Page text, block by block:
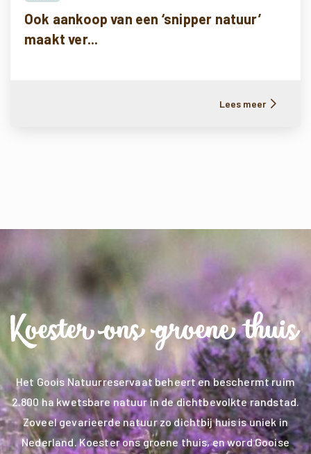
Ook aankoop van een ‘snipper natuur’
maakt ver...
Lees meer
Het Goois Natuurreservaat beheert en beschermt ruim
2.800 ha kwetsbare natuur in de dichtbevolkte randstad.
Zoveel gevarieerde natuur zo dichtbij huis is uniek in
Nederland. Koester ons groene thuis, en word Gooise